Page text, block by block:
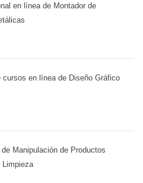
en línea de Montador de
cursos en línea de Diseño Gráfico
Manipulación de Productos